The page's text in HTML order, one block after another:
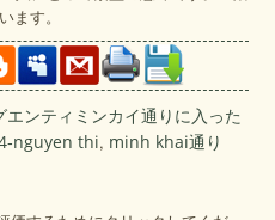
ます。
エンティミンカイ通りに入った
thi, minh khai通り